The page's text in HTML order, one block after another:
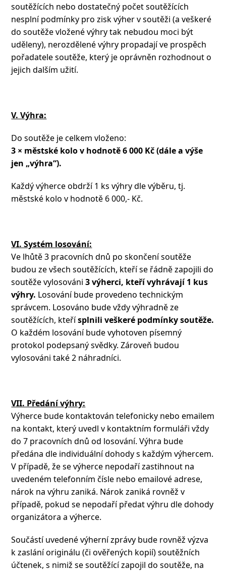
soutěžících nebo dostatečný počet soutěžících
nesplní podmínky pro zisk výher v soutěži (a veškeré
do soutěže vložené výhry tak nebudou moci být
uděleny), nerozdělené výhry propadají ve prospěch
pořadatele soutěže, který je oprávněn rozhodnout o
jejich dalším užití.
V. Výhra:
Do soutěže je celkem vloženo:
3 × městské kolo v hodnotě 6 000 Kč (dále a výše
jen „výhra“).
Každý výherce obdrží 1 ks výhry dle výběru, tj.
městské kolo v hodnotě 6 000,- Kč.
VI. Systém losování:
Ve lhůtě 3 pracovních dnů po skončení soutěže
budou ze všech soutěžících, kteří se řádně zapojili do
soutěže vylosováni3 výherci, kteří vyhrávají 1 kus
výhry. Losování bude provedeno technickým
správcem. Losováno bude vždy výhradně ze
soutěžících, kteřísplnili veškeré podmínky soutěže.
O každém losování bude vyhotoven písemný
protokol podepsaný svědky. Zároveň budou
vylosováni také 2 náhradníci.
VII. Předání výhry:
Výherce bude kontaktován telefonicky nebo emailem
na kontakt, který uvedl v kontaktním formuláři vždy
do 7 pracovních dnů od losování. Výhra bude
předána dle individuální dohody s každým výhercem.
V případě, že se výherce nepodaří zastihnout na
uvedeném telefonním čísle nebo emailové adrese,
nárok na výhru zaniká. Nárok zaniká rovněž v
případě, pokud se nepodaří předat výhru dle dohody
organizátora a výherce.
Součástí uvedené výherní zprávy bude rovněž výzva
k zaslání originálu (či ověřených kopií) soutěžních
účtenek, s nimiž se soutěžící zapojil do soutěže, na